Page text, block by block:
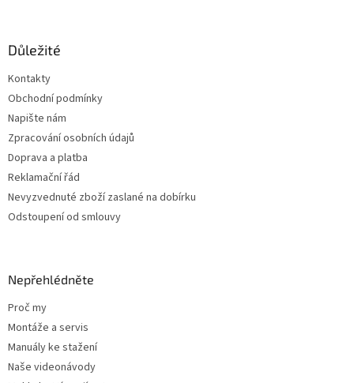
Důležité
Kontakty
Obchodní podmínky
Napište nám
Zpracování osobních údajů
Doprava a platba
Reklamační řád
Nevyzvednuté zboží zaslané na dobírku
Odstoupení od smlouvy
Nepřehlédněte
Proč my
Montáže a servis
Manuály ke stažení
Naše videonávody